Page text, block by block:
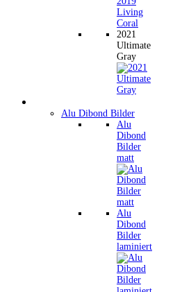
2021
Ultimate
Gray
Alu Dibond Bilder
Alu
Dibond
Bilder
matt
Alu
Dibond
Bilder
laminiert